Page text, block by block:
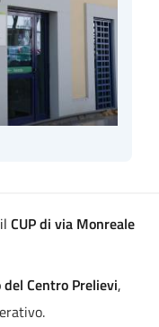
il CUP di via Monreale
Centro Prelievi,